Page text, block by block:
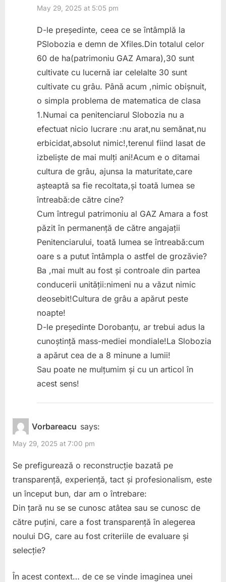
May 29, 2025 at 5:05 pm
D-le președinte, ceea ce se întâmplă la
PSlobozia e demn de Xfiles.Din totalul celor
60 de ha(patrimoniu GAZ Amara),30 sunt
cultivate cu lucernă iar celelalte 30 sunt
cultivate cu grâu. Până acum ,nimic obișnuit,
o simpla problema de matematica de clasa
1.Numai ca penitenciarul Slobozia nu a
efectuat nicio lucrare :nu arat,nu semănat,nu
erbicidat,absolut nimic!,terenul fiind lasat de
izbeliște de mai mulți ani!Acum e o ditamai
cultura de grâu, ajunsa la maturitate,care
așteaptă sa fie recoltata,și toată lumea se
întreabă:de către cine?
Cum întregul patrimoniu al GAZ Amara a fost
păzit în permanență de către angajații
Penitenciarului, toată lumea se întreabă:cum
oare s a putut întâmpla o astfel de grozăvie?
Ba ,mai mult au fost și controale din partea
conducerii unității:nimeni nu a văzut nimic
deosebit!Cultura de grâu a apărut peste
noapte!
D-le președinte Dorobanțu, ar trebui adus la
cunoștință mass-mediei mondiale!La Slobozia
a apărut cea de a 8 minune a lumii!
Sau poate ne mulțumim și cu un articol în
acest sens!
Vorbareacu says:
May 29, 2025 at 7:00 pm
Se prefigurează o reconstrucție bazată pe
transparență, experiență, tact și profesionalism, este
un început bun, dar am o întrebare:
Din țară nu se se cunosc atâtea sau se cunosc de
către puțini, care a fost transparență în alegerea
noului DG, care au fost criteriile de evaluare și
selecție?
În acest context… de ce se vinde imaginea unei